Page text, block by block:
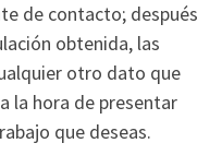
de contacto; después
obtenida, las
otro dato que
la hora de presentar
que deseas.